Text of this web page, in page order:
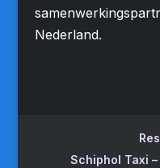
Nederland.
Schiphol Taxi